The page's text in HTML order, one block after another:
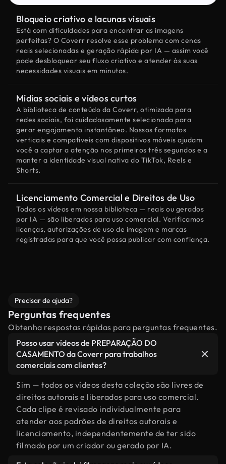
Bloqueio criativo e lacunas visuais
Está com dificuldades para encontrar as imagens
perfeitas? O Coverr resolve esse problema com cenas
reais selecionadas e geração rápida por IA — assim você
pode desbloquear seu fluxo criativo e atender às suas
necessidades visuais em minutos.
Mídias sociais e vídeos curtos
A biblioteca de conteúdo da Coverr, otimizada para
redes sociais, foi cuidadosamente selecionada para
gerar engajamento instantâneo. Nossos formatos
verticais e compatíveis com dispositivos móveis ajudam
você a captar a atenção nos primeiros três segundos e a
manter a identidade visual nativa do TikTok, Reels e
Shorts.
Licenciamento Comercial e Direitos de Uso
Todos os vídeos em nossa biblioteca — reais ou gerados
por IA — são liberados para uso comercial. Verificamos
licenças, autorizações de uso de imagem e marcas
registradas para que você possa publicar com confiança.
Precisar de ajuda?
Perguntas frequentes
Obtenha respostas rápidas para perguntas frequentes.
Posso usar vídeos de PREPARAÇÃO DO
CASAMENTO da Coverr para trabalhos
comerciais com clientes?
Sim — todos os vídeos desta coleção são livres de
direitos autorais e liberados para uso comercial.
Cada clipe é revisado individualmente para
atender aos padrões de direitos autorais e
licenciamento, independentemente de ter sido
filmado por um criador ou gerado por IA.